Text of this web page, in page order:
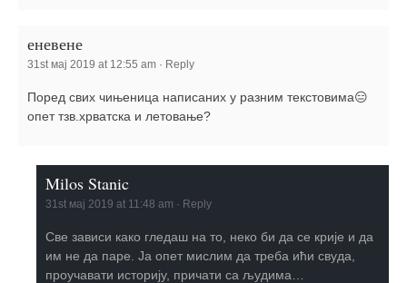
еневене
31st мај 2019 at 12:55 am · Reply
Поред свих чињеница написаних у разним текстовима😑
опет тзв.хрватска и летовање?
Milos Stanic
31st мај 2019 at 11:48 am · Reply
Све зависи како гледаш на то, неко би да се крије и да
им не да паре. Ја опет мислим да треба ићи свуда,
проучавати историју, причати са људима…